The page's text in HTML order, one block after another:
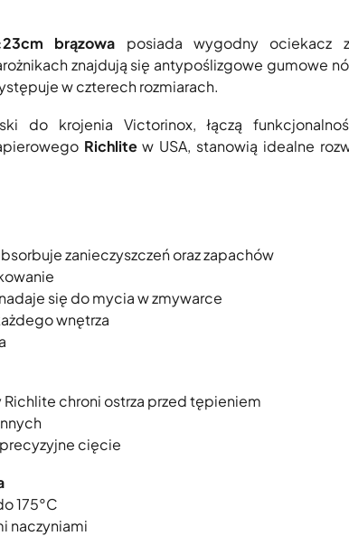
brązowa posiada wygodny ociekacz
znajdują się antypoślizgowe gumowe
w czterech rozmiarach.
do krojenia Victorinox, łączą
Richlitew USA, stanowią idealne
zanieczyszczeń oraz zapachów
się do mycia w zmywarce
wnętrza
chroni ostrza przed tępieniem
cięcie
175°C
naczyniami